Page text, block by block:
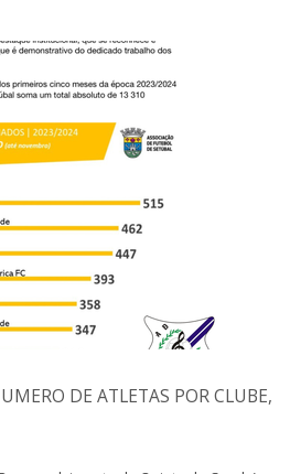
DE ATLETAS POR CLUBE,